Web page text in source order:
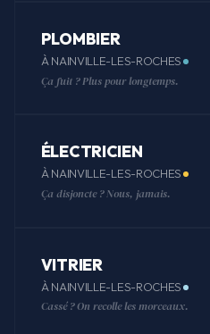
PLOMBIER
À NAINVILLE-LES-ROCHES
Ça fuit ? Plus pour longtemps.
ÉLECTRICIEN
À NAINVILLE-LES-ROCHES
Ça disjoncte ? Nous, jamais.
VITRIER
À NAINVILLE-LES-ROCHES
Cassé ? On recolle les morceaux.